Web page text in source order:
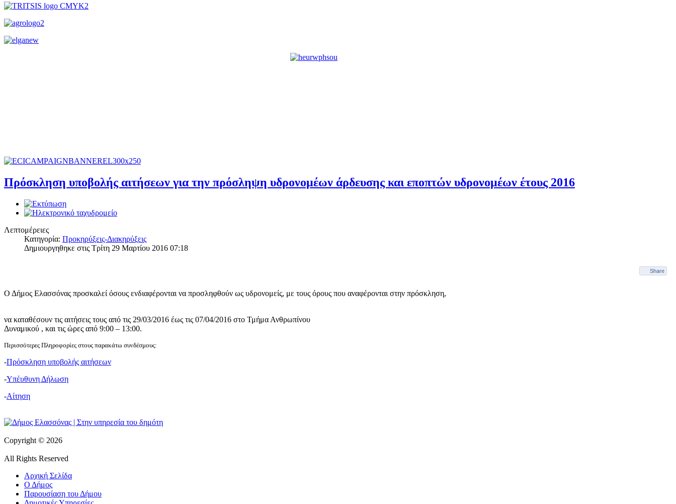
Πρόσκληση υποβολής αιτήσεων για την πρόσληψη υδρονομέων άρδευσης και εποπτών υδρονομέων έτους 2016
Λεπτομέρειες
Κατηγορία: Προκηρύξεις-Διακηρύξεις
Δημιουργηθηκε στις Τρίτη 29 Μαρτίου 2016 07:18
Share
Ο Δήμος Ελασσόνας προσκαλεί όσους ενδιαφέρονται να προσληφθούν ως υδρονομείς, με τους όρους που αναφέρονται στην πρόσκληση,
να καταθέσουν τις αιτήσεις τους από τις 29/03/2016 έως τις 07/04/2016 στο Τμήμα Ανθρωπίνου
Δυναμικού , και τις ώρες από 9:00 – 13:00.
Περισσότερες Πληροφορίες στους παρακάτω συνδέσμους:
-Πρόσκληση υποβολής αιτήσεων
-Υπέυθυνη Δήλωση
-Αίτηση
Copyright © 2026
All Rights Reserved
Αρχική Σελίδα
Ο Δήμος
Παρουσίαση του Δήμου